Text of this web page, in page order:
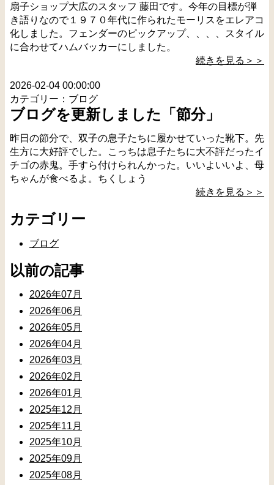
扇子ショップ大広のスタッフ 藤田です。今年の目標が弾
き語りなので１９７０年代に作られたモーリスをエレアコ
化しました。フェンダーのピックアップ、、、、スタイル
に合わせてハムバッカーにしました。
続きを見る＞＞
2026-02-04 00:00:00
カテゴリー：ブログ
ブログを更新しました「節分」
昨日の節分で、双子の息子たちに履かせていった靴下。先
生方に大好評でした。こっちは息子たちに大不評だったイ
チゴの赤鬼。手すら付けられんかった。いいよいいよ、母
ちゃんが食べるよ。ちくしょう
続きを見る＞＞
カテゴリー
ブログ
以前の記事
2026年07月
2026年06月
2026年05月
2026年04月
2026年03月
2026年02月
2026年01月
2025年12月
2025年11月
2025年10月
2025年09月
2025年08月